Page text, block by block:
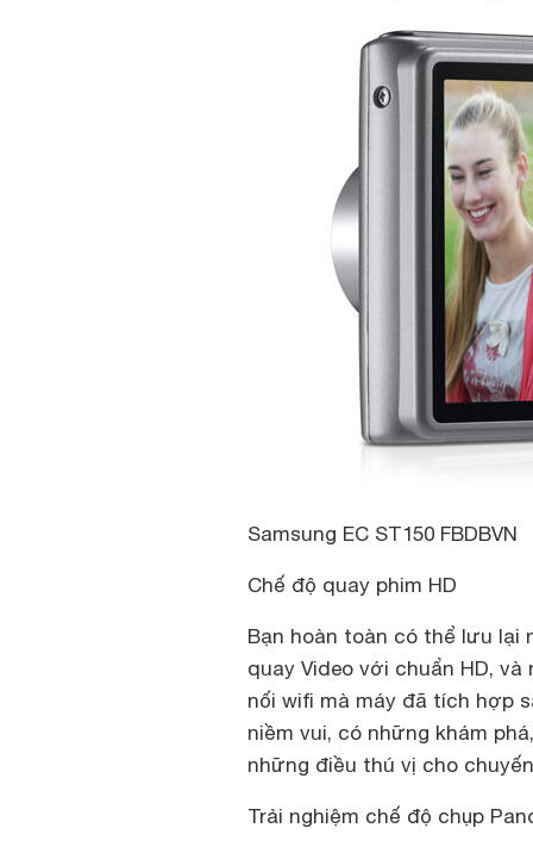
Samsung EC ST150 FBDBVN
Chế độ quay phim HD
Bạn hoàn toàn có thể lưu
quay Video với chuẩn HD,
nối wifi mà máy đã tích hợp
niềm vui, có những khám
những điều thú vị cho
Trải nghiệm chế độ chụp